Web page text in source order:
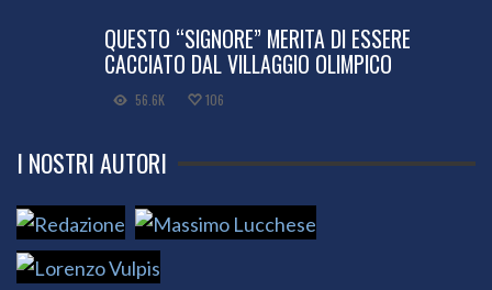
QUESTO “SIGNORE” MERITA DI ESSERE
CACCIATO DAL VILLAGGIO OLIMPICO
56.6K 106
I NOSTRI AUTORI